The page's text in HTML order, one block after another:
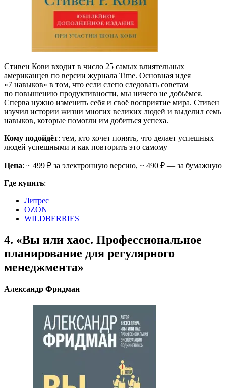
Стивен Кови входит в число 25 самых влиятельных
американцев по версии журнала Time. Основная идея
«7 навыков» в том, что если слепо следовать советам
по повышению продуктивности, мы ничего не добьёмся.
Сперва нужно изменить себя и своё восприятие мира. Стивен
изучил истории жизни многих великих людей и выделил семь
навыков, которые помогли им добиться успеха.
Кому подойдёт: тем, кто хочет понять, что делает успешных
людей успешными и как повторить это самому
Цена: ~ 499 ₽ за электронную версию, ~ 490 ₽ — за бумажную
Где купить:
Литрес
OZON
WILDBERRIES
4. «Вы или хаос. Профессиональное
планирование для регулярного
менеджмента»
Александр Фридман